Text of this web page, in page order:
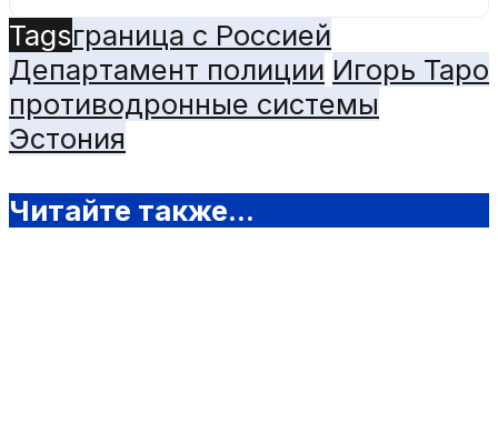
Tagsграница с Россией
Департамент полиции Игорь Таро
противодронные системы
Эстония
Читайте также...